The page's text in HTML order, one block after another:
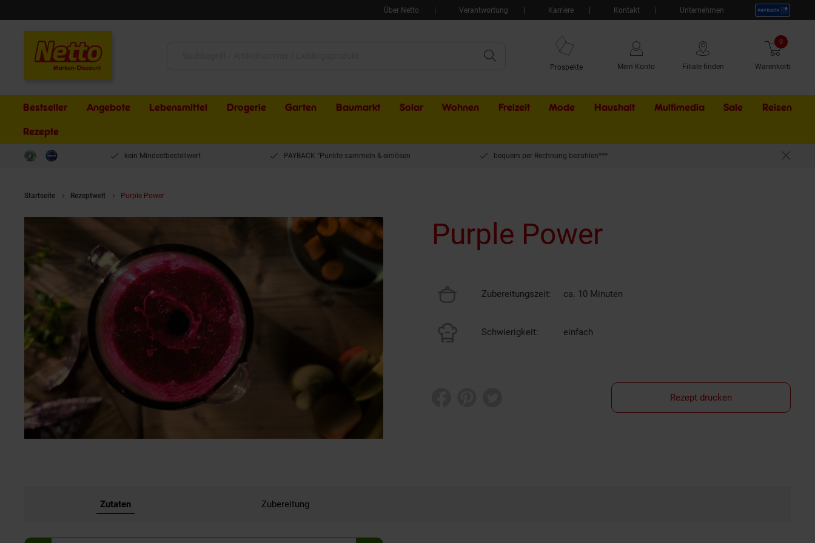
Über Netto Verantwortung Karriere Kontakt Unternehmen
Prospekte Mein Konto Filiale finden Warenkorb
0 Artikel
Bestseller Angebote Lebensmittel Drogerie Garten Baumarkt Solar Wohnen Freizeit Mode Haushalt Multimedia Sale Externer
Reisen
Rezepte
kein Mindestbestellwert PAYBACK °Punkte sammeln & einlösen bequem per Rechnung bezahlen***
Startseite Rezeptwelt Purple Power
Purple Power
Zubereitungszeit: ca. 10 Minuten
Schwierigkeit: einfach
Rezept drucken
Zutaten Zubereitung